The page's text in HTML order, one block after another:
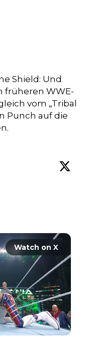
Shield: Und
früheren WWE-
vom „Tribal
Punch auf die
Watch on X